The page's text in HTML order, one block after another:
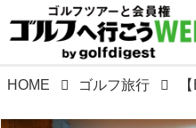
HOME ゴルフ旅行